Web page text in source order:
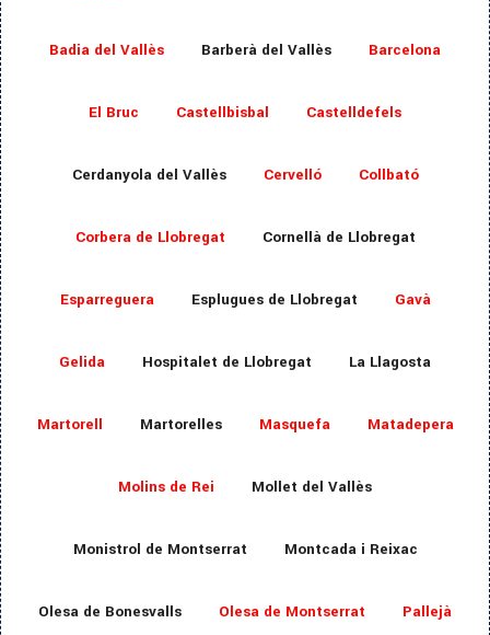
Badia del Vallès Barberà del Vallès Barcelona
El Bruc Castellbisbal Castelldefels
Cerdanyola del Vallès Cervelló Collbató
Corbera de Llobregat Cornellà de Llobregat
Esparreguera Esplugues de Llobregat Gavà
Gelida Hospitalet de Llobregat La Llagosta
Martorell Martorelles Masquefa Matadepera
Molins de Rei Mollet del Vallès
Monistrol de Montserrat Montcada i Reixac
Olesa de Bonesvalls Olesa de Montserrat Pallejà